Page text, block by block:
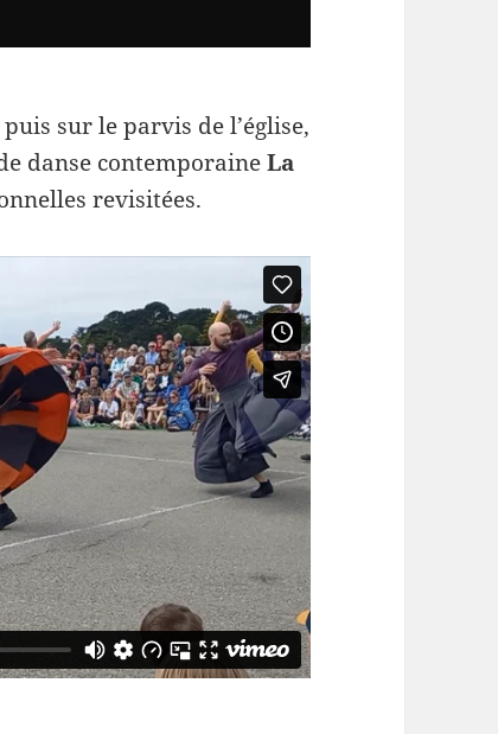
puis sur le parvis de l’église,
danse contemporaineLa
revisitées.